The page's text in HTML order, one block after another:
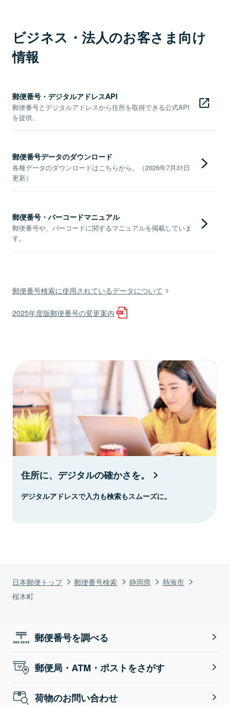
日本郵便トップ 郵便番号検索 静岡県
熱海市
桜木町
ビジネス・法人のお客さま向け
情報
郵便番号・デジタルアドレスAPI
郵便番号とデジタルアドレスから住所を取得できる公式API
を提供。
郵便番号データのダウンロード
各種データのダウンロードはこちらから。（2026年7月31日
更新）
郵便番号・バーコードマニュアル
郵便番号や、バーコードに関するマニュアルを掲載していま
す。
郵便番号検索に使用されているデータについて
2025年度版郵便番号の変更案内
住所に、デジタルの確かさを。
デジタルアドレスで入力も検索もスムーズに。
郵便番号を調べる
郵便局・ATM・ポストをさがす
荷物のお問い合わせ